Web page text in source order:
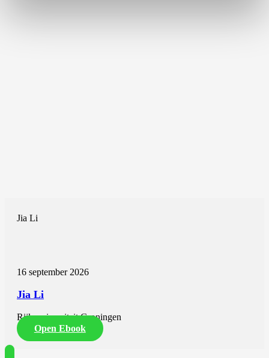
Jia Li
16 september 2026
Jia Li
Rijksuniversiteit Groningen
Open Ebook